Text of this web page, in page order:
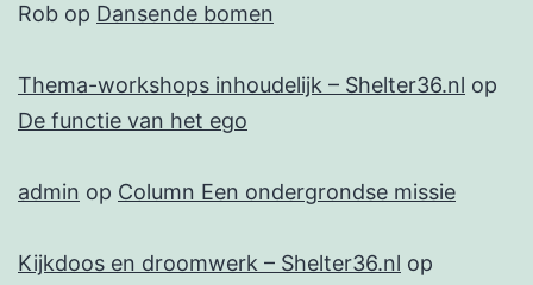
Rob op Dansende bomen
Thema-workshops inhoudelijk – Shelter36.nl op
De functie van het ego
admin op Column Een ondergrondse missie
Kijkdoos en droomwerk – Shelter36.nl op